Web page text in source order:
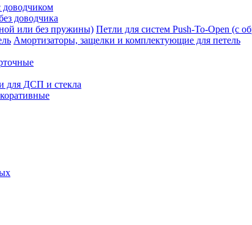
доводчиком
доводчика
Петли для систем Push-To-Open (с
Амортизаторы, защелки и комплектующие для петель
для ДСП и стекла